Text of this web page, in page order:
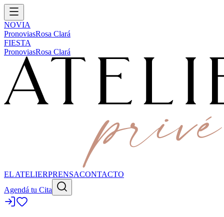
NOVIA
PronoviasRosa Clará
FIESTA
PronoviasRosa Clará
EL ATELIERPRENSACONTACTO
Agendá tu Cita